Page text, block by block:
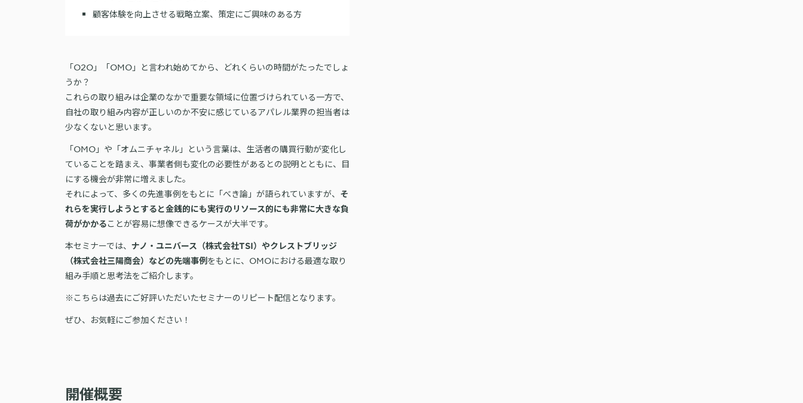
顧客体験を向上させる戦略立案、策定にご興味のある方
「O2O」「OMO」と言われ始めてから、どれくらいの時間がたったでしょ
うか？
これらの取り組みは企業のなかで重要な領域に位置づけられている一方で、
自社の取り組み内容が正しいのか不安に感じているアパレル業界の担当者は
少なくないと思います。
「OMO」や「オムニチャネル」という言葉は、生活者の購買行動が変化し
ていることを踏まえ、事業者側も変化の必要性があるとの説明とともに、目
にする機会が非常に増えました。
それによって、多くの先進事例をもとに「べき論」が語られていますが、 そ
れらを実行しようとすると金銭的にも実行のリソース的にも非常に大きな負
荷がかかることが容易に想像できるケースが大半です。
本セミナーでは、ナノ・ユニバース（株式会社TSI）やクレストブリッジ
（株式会社三陽商会）などの先端事例 をもとに、OMOにおける最適な取り
組み手順と思考法をご紹介します。
※こちらは過去にご好評いただいたセミナーのリピート配信となります。
ぜひ、お気軽にご参加ください！
開催概要